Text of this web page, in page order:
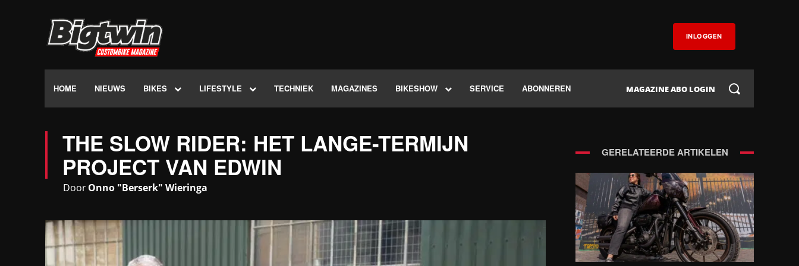
INLOGGEN
HOME NIEUWS BIKES LIFESTYLE TECHNIEK MAGAZINES BIKESHOW SERVICE ABONNEREN MAGAZINE ABO LOGIN
THE SLOW RIDER: HET LANGE-TERMIJN
PROJECT VAN EDWIN
DoorOnno "Berserk" Wieringa
GERELATEERDE ARTIKELEN